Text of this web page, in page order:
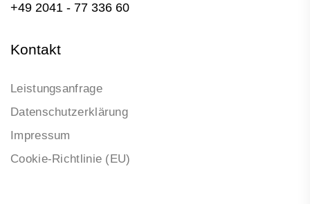
+49 2041 - 77 336 60
Kontakt
Leistungsanfrage
Datenschutzerklärung
Impressum
Cookie-Richtlinie (EU)